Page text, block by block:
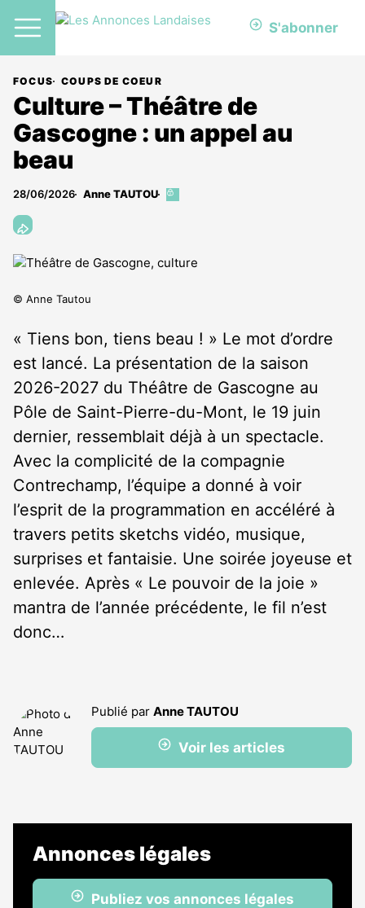
S'abonner
FOCUS COUPS DE COEUR
Culture – Théâtre de
Gascogne : un appel au
beau
28/06/2026 Anne TAUTOU
Cet
aux
abonnés
© Anne Tautou
« Tiens bon, tiens beau ! » Le mot d’ordre
est lancé. La présentation de la saison
2026-2027 du Théâtre de Gascogne au
Pôle de Saint-Pierre-du-Mont, le 19 juin
dernier, ressemblait déjà à un spectacle.
Avec la complicité de la compagnie
Contrechamp, l’équipe a donné à voir
l’esprit de la programmation en accéléré à
travers petits sketchs vidéo, musique,
surprises et fantaisie. Une soirée joyeuse et
enlevée. Après « Le pouvoir de la joie »
mantra de l’année précédente, le fil n’est
donc…
Publié par Anne TAUTOU
Voir les articles
Annonces légales
Publiez vos annonces légales